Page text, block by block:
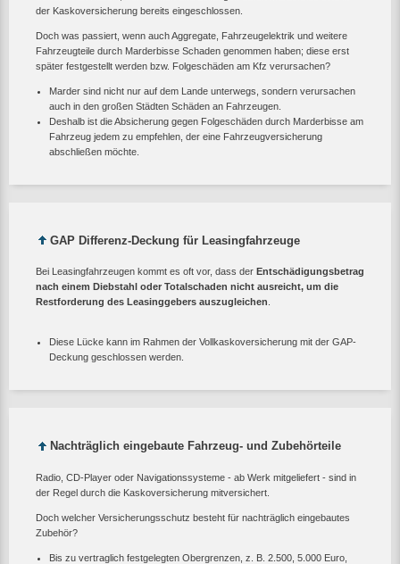
der Kaskoversicherung bereits eingeschlossen.
Doch was passiert, wenn auch Aggregate, Fahrzeugelektrik und weitere
Fahrzeugteile durch Marderbisse Schaden genommen haben; diese erst
später festgestellt werden bzw. Folgeschäden am Kfz verursachen?
Marder sind nicht nur auf dem Lande unterwegs, sondern verursachen
auch in den großen Städten Schäden an Fahrzeugen.
Deshalb ist die Absicherung gegen Folgeschäden durch Marderbisse am
Fahrzeug jedem zu empfehlen, der eine Fahrzeugversicherung
abschließen möchte.
GAP Differenz-Deckung für Leasingfahrzeuge
Bei Leasingfahrzeugen kommt es oft vor, dass der Entschädigungsbetrag
nach einem Diebstahl oder Totalschaden nicht ausreicht, um die
Restforderung des Leasinggebers auszugleichen
Diese Lücke kann im Rahmen der Vollkaskoversicherung mit der GAP-
Deckung geschlossen werden.
Nachträglich eingebaute Fahrzeug- und Zubehörteile
Radio, CD-Player oder Navigationssysteme - ab Werk mitgeliefert - sind in
der Regel durch die Kaskoversicherung mitversichert.
Doch welcher Versicherungsschutz besteht für nachträglich eingebautes
Zubehör?
Bis zu vertraglich festgelegten Obergrenzen, z. B. 2.500, 5.000 Euro,